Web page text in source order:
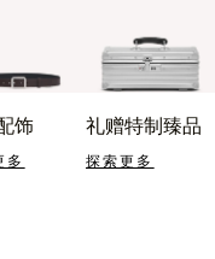
饰
多
礼赠特制臻品
探索更多